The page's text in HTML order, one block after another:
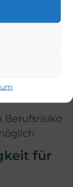
wenn
Berufsrisiko
für